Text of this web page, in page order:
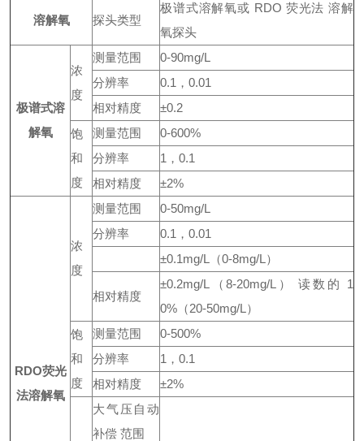
溶解氧 探头类型
极谱式溶解氧或 RDO 荧光法 溶解
氧探头
极谱式溶
解氧
浓
度
测量范围
0-90mg/L
分辨率
0.1，0.01
相对精度
±0.2
饱
和
度
测量范围
0-600%
分辨率
1，0.1
相对精度
±2%
RDO荧光
法溶解氧
浓
度
测量范围
0-50mg/L
分辨率
0.1，0.01
±0.1mg/L（0-8mg/L）
相对精度
±0.2mg/L（8-20mg/L） 读数的 1
0%（20-50mg/L）
饱
和
度
测量范围
0-500%
分辨率
1，0.1
相对精度
±2%
大气压自动
补偿 范围